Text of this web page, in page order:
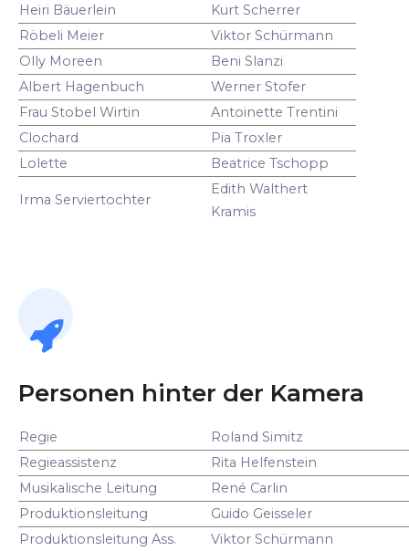
Heiri Bäuerlein
Kurt Scherrer
Röbeli Meier
Viktor Schürmann
Olly Moreen
Beni Slanzi
Albert Hagenbuch
Werner Stofer
Frau Stobel Wirtin
Antoinette Trentini
Clochard
Pia Troxler
Lolette
Beatrice Tschopp
Irma Serviertochter
Edith Walthert
Kramis
Personen hinter der Kamera
Regie
Roland Simitz
Regieassistenz
Rita Helfenstein
Musikalische Leitung
René Carlin
Produktionsleitung
Guido Geisseler
Produktionsleitung Ass.
Viktor Schürmann